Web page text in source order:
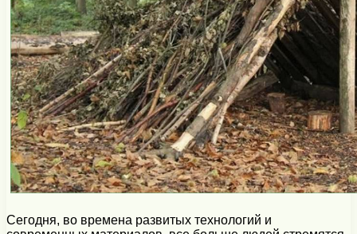
Сегодня, во времена развитых технологий и